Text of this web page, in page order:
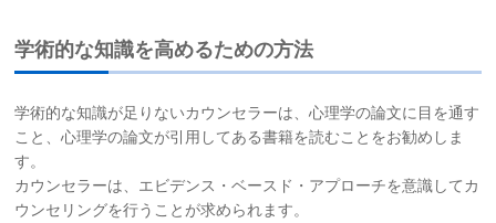
学術的な知識を高めるための方法
学術的な知識が足りないカウンセラーは、心理学の論文に目を通す
こと、心理学の論文が引用してある書籍を読むことをお勧めしま
す。
カウンセラーは、エビデンス・ベースド・アプローチを意識してカ
ウンセリングを行うことが求められます。